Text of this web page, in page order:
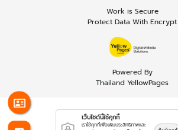
Work is Secure
Protect Data With Encrypt
Powered By
Thailand YellowPages
เว็บไซต์นี้ใช้คุกกี้
เราใช้คุกกี้เพื่อเพิ่มประสิทธิภาพและ